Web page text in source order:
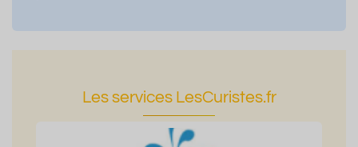
Les services LesCuristes.fr